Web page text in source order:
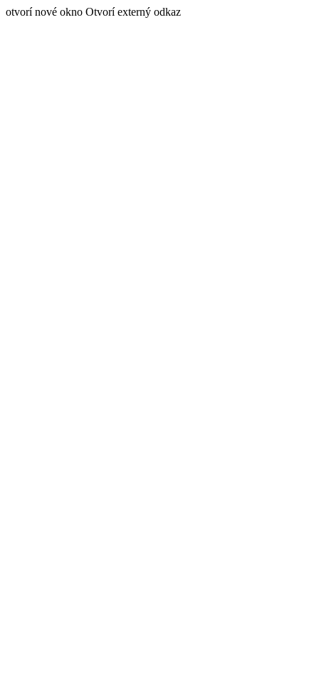
otvorí nové okno Otvorí externý odkaz